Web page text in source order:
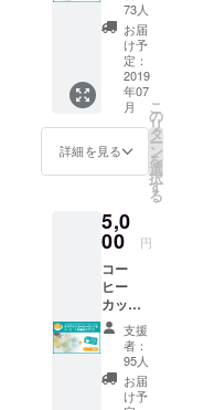
ドのイズム
を踏襲した
ファーマー
ズマーケッ
ト『ポート
ング』も２
り、年に４
回ほど開
のもの
で
す。）
コー
ヒー無
料チ
ケット
期限は
２０１
させて
いただ
す。 ス
テッ
カーの
受け取
りも
オープ
ン後、
２０１
ディン
グにご
協力い
ただい
た方限
定のも
のとな
りま
す。 ク
ング限
定 「1st
edition
」のプ
リント
が入り
ます。
（※デザ
インは
検討中
のもの
飲みに
来られ
た時に
お渡し
しま
す。 今
後も
グッズ
として
トート
バッグ
はして
いきま
すが、
今回
は、こ
のクラ
ウド
ファン
ディン
グにご
協力い
73人
お届
け予
定：
2019
年07
月
詳細を見る
こ
の
リ
タ
ー
ン
を
選
択
す
る
5,0
00 円
コー
ヒー
カップ
はお店
にコー
ヒーを
飲みに
来られ
支援
者：
95人
お届
け予